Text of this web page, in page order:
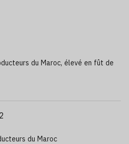
du Maroc, élevé en fût de
du Maroc